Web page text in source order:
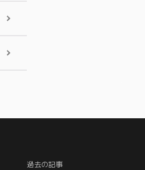
過去の記事